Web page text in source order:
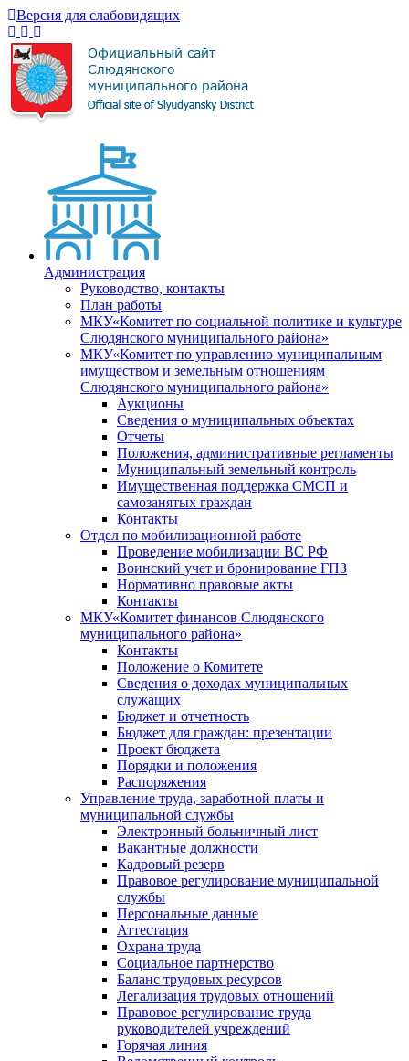
Версия для слабовидящих
Администрация
Руководство, контакты
План работы
МКУ«Комитет по социальной политике и культуре
Слюдянского муниципального района»
МКУ«Комитет по управлению муниципальным
имуществом и земельным отношениям
Слюдянского муниципального района»
Аукционы
Сведения о муниципальных объектах
Отчеты
Положения, административные регламенты
Муниципальный земельный контроль
Имущественная поддержка СМСП и
самозанятых граждан
Контакты
Отдел по мобилизационной работе
Проведение мобилизации ВС РФ
Воинский учет и бронирование ГПЗ
Нормативно правовые акты
Контакты
МКУ«Комитет финансов Слюдянского
муниципального района»
Контакты
Положение о Комитете
Сведения о доходах муниципальных
служащих
Бюджет и отчетность
Бюджет для граждан: презентации
Проект бюджета
Порядки и положения
Распоряжения
Управление труда, заработной платы и
муниципальной службы
Электронный больничный лист
Вакантные должности
Кадровый резерв
Правовое регулирование муниципальной
службы
Персональные данные
Аттестация
Охрана труда
Социальное партнерство
Баланс трудовых ресурсов
Легализация трудовых отношений
Правовое регулирование труда
руководителей учреждений
Горячая линия